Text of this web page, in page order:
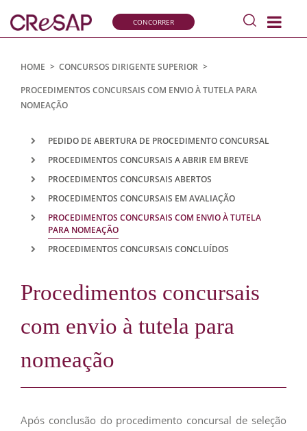
Comissão
Recrutamento
Seleção
para
Administração
Pública
CONCORRER Pesquisar
HOME > CONCURSOS DIRIGENTE SUPERIOR >
PROCEDIMENTOS CONCURSAIS COM ENVIO À TUTELA PARA
NOMEAÇÃO
PEDIDO DE ABERTURA DE PROCEDIMENTO CONCURSAL
PROCEDIMENTOS CONCURSAIS A ABRIR EM BREVE
PROCEDIMENTOS CONCURSAIS ABERTOS
PROCEDIMENTOS CONCURSAIS EM AVALIAÇÃO
PROCEDIMENTOS CONCURSAIS COM ENVIO À TUTELA
PARA NOMEAÇÃO
PROCEDIMENTOS CONCURSAIS CONCLUÍDOS
Procedimentos concursais
com envio à tutela para
nomeação
Após conclusão do procedimento concursal de seleção